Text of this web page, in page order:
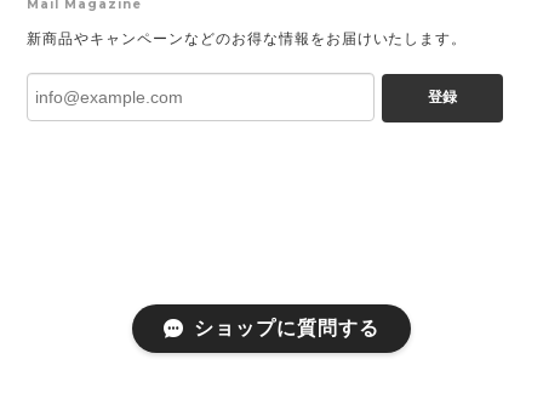
Mail Magazine
新商品やキャンペーンなどのお得な情報をお届けいたします。
登録
ショップに質問する